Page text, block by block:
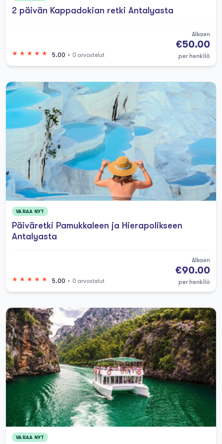
Antalyan päiväretkipaketit
Kaipaatko kunnon lomaa rikkomatta
Antalyassa ovat ehdoton löytö verrattuna
Costa del Soliin tai Kreikan saariin.
Vierailuilta Antalyaan he voivat kertoa
sinulle, että aktiviteetit Turkin Antalyassa
ovat loputtomat – sinun täytyy suunnitella
päiväsi viisaasti mahtuakseen kaiken!
Paikalliset matkanjärjestäjät ovat todella
parantaneet peliään, tarjoten kaikkea
rennoista veneretkistä sydäntä pumppaaviin
seikkailuihin. Mikä kiinnitti huomioni oli,
miten he ovat tasapainottaneet suosittuja
olisit kompastunut omaan salaiseen
nurkkaan Turkkia.
Parhaat tekemiset Antalyassa Turkissa
vaihtelevat adrenaliinia pumppaavista
täysin rentouttaviin. Kuvittele aloittavasi
aamusi kuumailmapallolennolla muinaisten
raunioiden yllä (kyllä, se ei ole vain
Kappadokia, joka tarjoaa näitä!), jonka
jälkeen pulahdus Konyaaltin rannan
kristallinkirkkaissa vesissä. Antalyan retkien
valikoima on räjähtänyt vaihtoehdoilla –
2 päivän Kappadokian retki Antalyasta
5.00 0 arvostelut
Alkaen
€50.00
per henkilö
VARAA NYT
Päiväretki Pamukkaleen ja Hierapolikseen
Antalyasta
5.00 0 arvostelut
Alkaen
€90.00
per henkilö
VARAA NYT